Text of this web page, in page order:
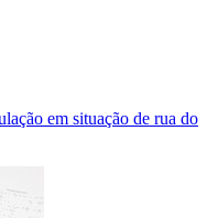
em situação de rua do